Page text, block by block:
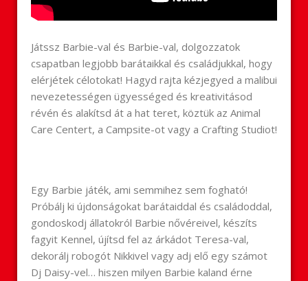
Játssz Barbie-val és Barbie-val, dolgozzatok
csapatban legjobb barátaikkal és családjukkal, hogy
elérjétek célotokat! Hagyd rajta kézjegyed a malibui
nevezetességen ügyességed és kreativitásod
révén és alakítsd át a hat teret, köztük az Animal
Care Centert, a Campsite-ot vagy a Crafting Studiot!
Egy Barbie játék, ami semmihez sem fogható!
Próbálj ki újdonságokat barátaiddal és családoddal,
gondoskodj állatokról Barbie nővéreivel, készíts
fagyit Kennel, újítsd fel az árkádot Teresa-val,
dekorálj robogót Nikkivel vagy adj elő egy számot
Dj Daisy-vel… hiszen milyen Barbie kaland érne